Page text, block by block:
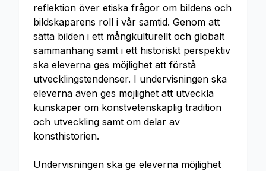
reflektion över etiska frågor om bildens och
bildskaparens roll i vår samtid. Genom att
sätta bilden i ett mångkulturellt och globalt
sammanhang samt i ett historiskt perspektiv
ska eleverna ges möjlighet att förstå
utvecklingstendenser. I undervisningen ska
eleverna även ges möjlighet att utveckla
kunskaper om konstvetenskaplig tradition
och utveckling samt om delar av
konsthistorien.
Undervisningen ska ge eleverna möjlighet